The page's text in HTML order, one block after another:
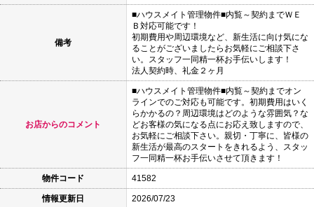
備考
■ハウスメイト管理物件■内覧～契約までＷＥ
Ｂ対応可能です！
初期費用や周辺環境など、新生活に向け気にな
ることがございましたらお気軽にご相談下さ
い。スタッフ一同精一杯お手伝いします！
法人契約時、礼金２ヶ月
お店からのコメント
■ハウスメイト管理物件■内覧～契約までオン
ラインでのご対応も可能です。初期費用はいく
らかかるの？周辺環境はどのような雰囲気？な
どお客様の気になる点にお応え致しますので、
お気軽にご相談下さい。親切・丁寧に、皆様の
新生活が最高のスタートをきれるよう、スタッ
フ一同精一杯お手伝いさせて頂きます！
物件コード 41582
情報更新日 2026/07/23